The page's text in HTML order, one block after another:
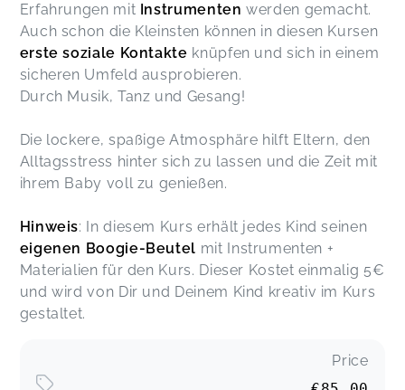
anderen Zeitpunkt nochmal einen Kurs.
Jacqueline,
Lena,Dec 17
Ganz toller Kurs!
Hat Spaß gemacht! :)
Monja-Lauree...,Oct 23
Corina,
Erfahrungen mit Instrumenten werden gemacht.
Auch schon die Kleinsten können in diesen Kursen
erste soziale Kontakte knüpfen und sich in einem
sicheren Umfeld ausprobieren.
Durch Musik, Tanz und Gesang!
Die lockere, spaßige Atmosphäre hilft Eltern, den
Alltagsstress hinter sich zu lassen und die Zeit mit
ihrem Baby voll zu genießen.
Hinweis: In diesem Kurs erhält jedes Kind seinen
eigenen Boogie-Beutel mit Instrumenten +
Materialien für den Kurs. Dieser Kostet einmalig 5€
und wird von Dir und Deinem Kind kreativ im Kurs
gestaltet.
Price